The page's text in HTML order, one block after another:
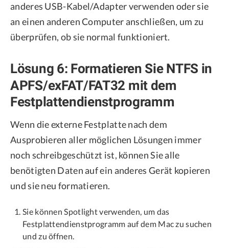
anderes USB-Kabel/Adapter verwenden oder sie
an einen anderen Computer anschließen, um zu
überprüfen, ob sie normal funktioniert.
Lösung 6: Formatieren Sie NTFS in
APFS/exFAT/FAT32 mit dem
Festplattendienstprogramm
Wenn die externe Festplatte nach dem
Ausprobieren aller möglichen Lösungen immer
noch schreibgeschützt ist, können Sie alle
benötigten Daten auf ein anderes Gerät kopieren
und sie neu formatieren.
Sie können Spotlight verwenden, um das
Festplattendienstprogramm auf dem Mac zu suchen
und zu öffnen.